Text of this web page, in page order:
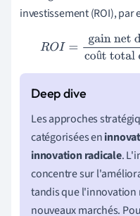
investissement (ROI), par
û
RO I=gain net de
Les approches
catégorisées en
innovation radicale.
concentre sur
tandis que l'innovation
nouveaux marchés.